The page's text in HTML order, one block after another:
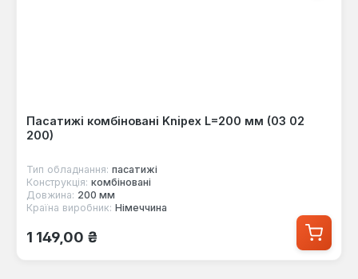
Пасатижі комбіновані Knipex L=200 мм (03 02
200)
Тип обладнання: пасатижі
Конструкція: комбіновані
Довжина: 200 мм
Країна виробник: Німеччина
Звичайна ціна:
1 149,00 ₴